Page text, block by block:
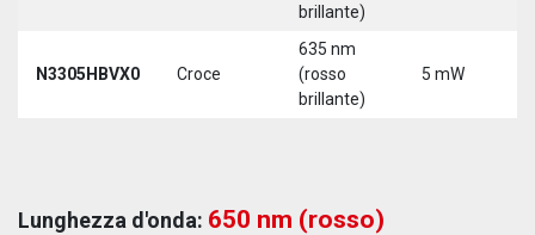
brillante)
N3305HBVX0 Croce
635 nm
(rosso
brillante)
5 mW
Lunghezza d'onda: 650 nm (rosso)